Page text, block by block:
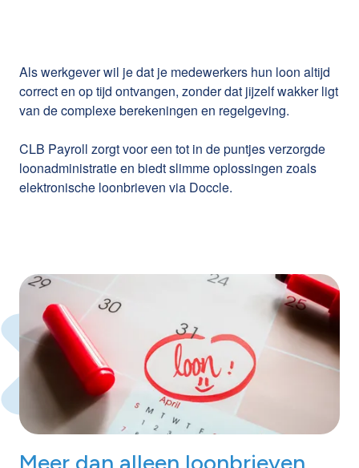
Als werkgever wil je dat je medewerkers hun loon altijd
correct en op tijd ontvangen, zonder dat jijzelf wakker ligt
van de complexe berekeningen en regelgeving.
CLB Payroll zorgt voor een tot in de puntjes verzorgde
loonadministratie en biedt slimme oplossingen zoals
elektronische loonbrieven via Doccle.
Meer dan alleen loonbrieven